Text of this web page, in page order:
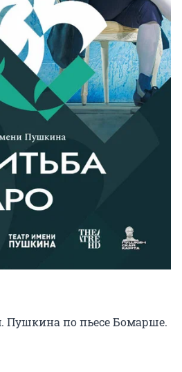
Пушкина по пьесе Бомарше.